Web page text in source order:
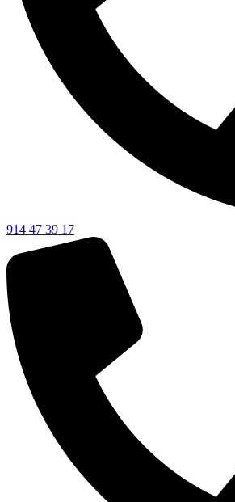
914 47 39 17